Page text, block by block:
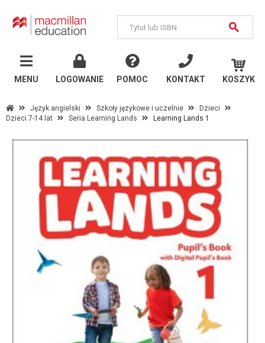
MENU LOGOWANIE POMOC KONTAKT KOSZYK
Język angielski Szkoły językowe i uczelnie
Dzieci
Dzieci 7-14 lat
Seria Learning Lands Learning Lands 1
MENU
Język
angielski
Szkoły językowe i
Język
niemiecki
Szkoły państwowe
Szkoły językowe i
uczelnie
Inne publikacje
Język chiński